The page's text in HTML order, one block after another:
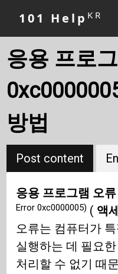
101 Help KR
응용 프로
방법
Post content
응용 프로그램 오
Error 0xc0000005) ( 액
오류는 컴퓨터가
실행하는 데 필요
처리할 수 없기 때